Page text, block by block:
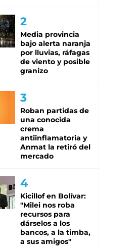
Media provincia
bajo alerta naranja
por lluvias, ráfagas
de viento y posible
granizo
Roban partidas de
una conocida
crema
antiinflamatoria y
Anmat la retiró del
mercado
Kicillof en Bolívar:
"Milei nos roba
recursos para
dárselos a los
bancos, a la timba,
a sus amigos"